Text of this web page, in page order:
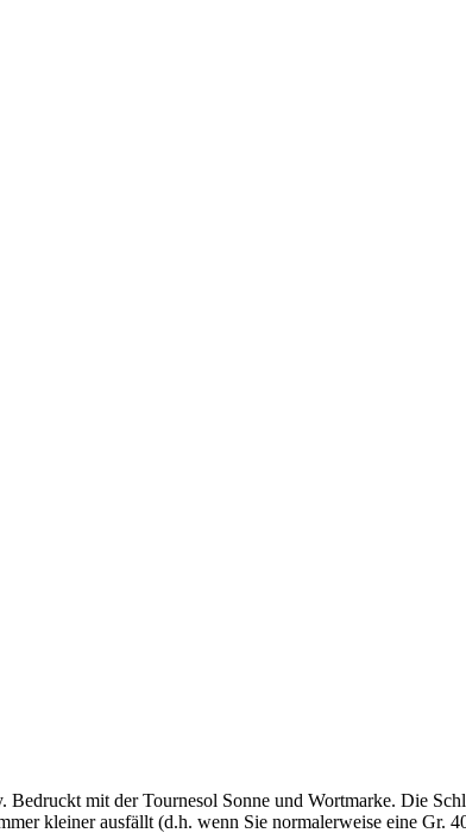
mit der Tournesol Sonne und Wortmarke. Die
kleiner ausfällt (d.h. wenn Sie normalerweise eine Gr.